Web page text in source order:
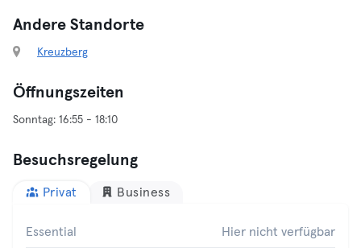
Andere Standorte
Kreuzberg
Öffnungszeiten
Besuchsregelung
Privat Business
Essential Hier nicht verfügbar